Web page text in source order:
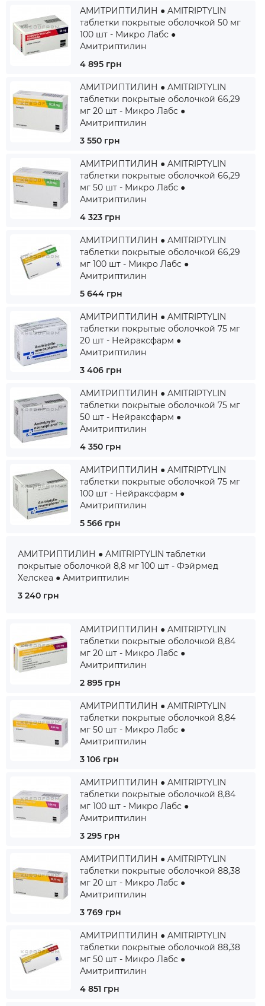
АМИТРИПТИЛИН ● AMITRIPTYLIN
таблетки покрытые оболочкой 50 мг
100 шт - Микро Лабс ●
Амитриптилин
4 895 грн
АМИТРИПТИЛИН ● AMITRIPTYLIN
таблетки покрытые оболочкой 66,29
мг 20 шт - Микро Лабс ●
Амитриптилин
3 550 грн
АМИТРИПТИЛИН ● AMITRIPTYLIN
таблетки покрытые оболочкой 66,29
мг 50 шт - Микро Лабс ●
Амитриптилин
4 323 грн
АМИТРИПТИЛИН ● AMITRIPTYLIN
таблетки покрытые оболочкой 66,29
мг 100 шт - Микро Лабс ●
Амитриптилин
5 644 грн
АМИТРИПТИЛИН ● AMITRIPTYLIN
таблетки покрытые оболочкой 75 мг
20 шт - Нейраксфарм ●
Амитриптилин
3 406 грн
АМИТРИПТИЛИН ● AMITRIPTYLIN
таблетки покрытые оболочкой 75 мг
50 шт - Нейраксфарм ●
Амитриптилин
4 350 грн
АМИТРИПТИЛИН ● AMITRIPTYLIN
таблетки покрытые оболочкой 75 мг
100 шт - Нейраксфарм ●
Амитриптилин
5 566 грн
АМИТРИПТИЛИН ● AMITRIPTYLIN таблетки
покрытые оболочкой 8,8 мг 100 шт - Фэйрмед
Хелскеа ● Амитриптилин
3 240 грн
АМИТРИПТИЛИН ● AMITRIPTYLIN
таблетки покрытые оболочкой 8,84
мг 20 шт - Микро Лабс ●
Амитриптилин
2 895 грн
АМИТРИПТИЛИН ● AMITRIPTYLIN
таблетки покрытые оболочкой 8,84
мг 50 шт - Микро Лабс ●
Амитриптилин
3 106 грн
АМИТРИПТИЛИН ● AMITRIPTYLIN
таблетки покрытые оболочкой 8,84
мг 100 шт - Микро Лабс ●
Амитриптилин
3 295 грн
АМИТРИПТИЛИН ● AMITRIPTYLIN
таблетки покрытые оболочкой 88,38
мг 20 шт - Микро Лабс ●
Амитриптилин
3 769 грн
АМИТРИПТИЛИН ● AMITRIPTYLIN
таблетки покрытые оболочкой 88,38
мг 50 шт - Микро Лабс ●
Амитриптилин
4 851 грн